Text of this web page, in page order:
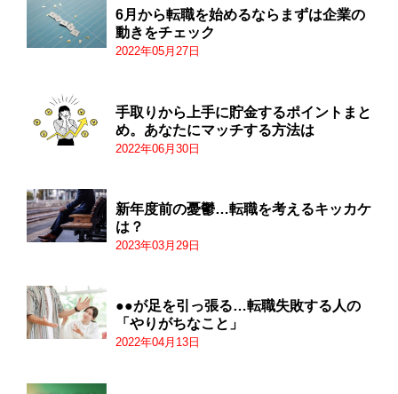
6月から転職を始めるならまずは企業の
動きをチェック
2022年05月27日
手取りから上手に貯金するポイントまと
め。あなたにマッチする方法は
2022年06月30日
新年度前の憂鬱…転職を考えるキッカケ
は？
2023年03月29日
●●が足を引っ張る…転職失敗する人の
「やりがちなこと」
2022年04月13日